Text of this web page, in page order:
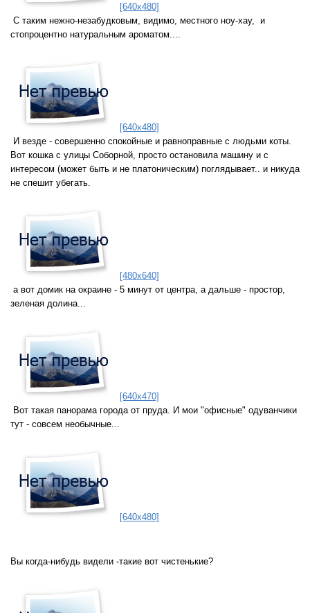
[640x480]
С таким нежно-незабудковым, видимо, местного ноу-хау, и
стопроцентно натуральным ароматом....
[640x480]
И везде - совершенно спокойные и равноправные с людьми коты.
Вот кошка с улицы Соборной, просто остановила машину и с
интересом (может быть и не платоническим) поглядывает.. и никуда
не спешит убегать.
[480x640]
а вот домик на окраине - 5 минут от центра, а дальше - простор,
зеленая долина...
[640x470]
Вот такая панорама города от пруда. И мои "офисные" одуванчики
тут - совсем необычные...
[640x480]
Вы когда-нибудь видели -такие вот чистенькие?